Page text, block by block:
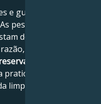
e guiam-se pelos
pessoas nascidas
de se exibir e a
o que se
limpa e arrumada